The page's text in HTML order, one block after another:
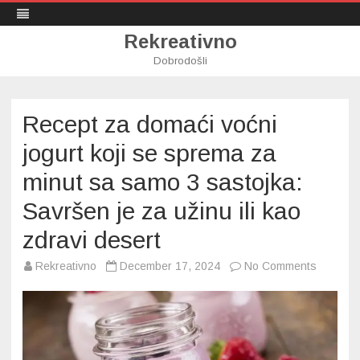
Rekreativno
Dobrodošli
Recept za domaći voćni
jogurt koji se sprema za
minut sa samo 3 sastojka:
Savršen je za užinu ili kao
zdravi desert
Rekreativno December 17, 2024 No Comments
voćni
koji